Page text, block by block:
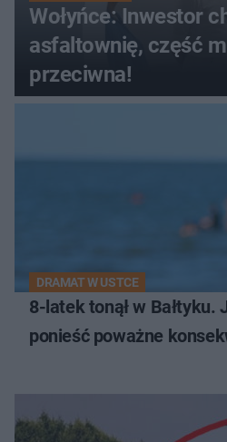
Wołyńce: Inwestor
asfaltownię, część
przeciwna!
DRAMAT W USTCE
8-latek tonął w Bałtyku.
ponieść poważne